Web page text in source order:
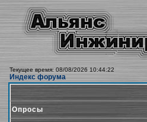
Текущее время: 08/08/2026 10:44:22
Индекс форума
Опросы